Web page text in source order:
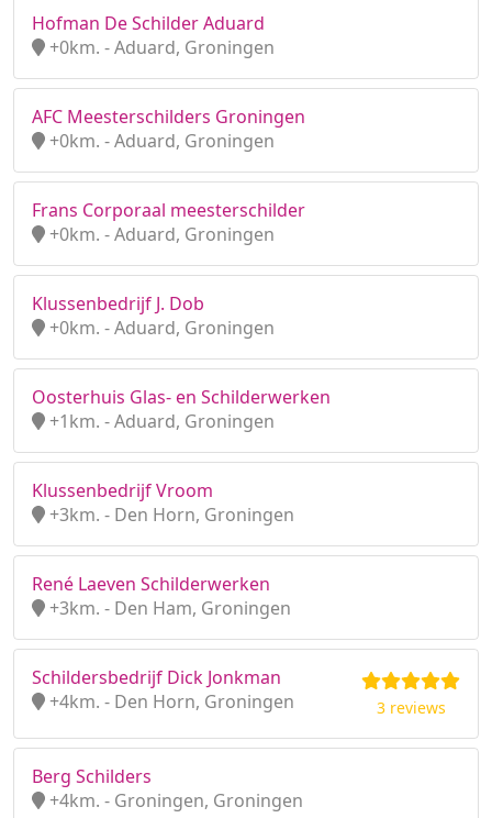
Hofman De Schilder Aduard
+0km. - Aduard, Groningen
AFC Meesterschilders Groningen
+0km. - Aduard, Groningen
Frans Corporaal meesterschilder
+0km. - Aduard, Groningen
Klussenbedrijf J. Dob
+0km. - Aduard, Groningen
Oosterhuis Glas- en Schilderwerken
+1km. - Aduard, Groningen
Klussenbedrijf Vroom
+3km. - Den Horn, Groningen
René Laeven Schilderwerken
+3km. - Den Ham, Groningen
Schildersbedrijf Dick Jonkman
+4km. - Den Horn, Groningen
3 reviews
Berg Schilders
+4km. - Groningen, Groningen